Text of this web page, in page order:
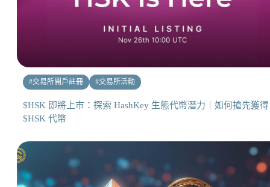
#交易所開戶註冊 #交易所活動
$HSK 即將上市：探索 HashKey 生態代幣潛力｜如何搶先獲得
$HSK 代幣